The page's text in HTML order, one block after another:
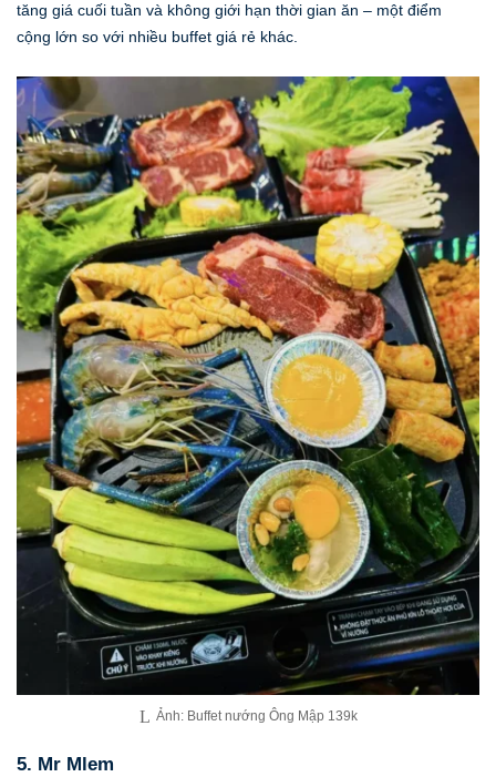
tăng giá cuối tuần và không giới hạn thời gian ăn – một điểm
cộng lớn so với nhiều buffet giá rẻ khác.
Ảnh: Buffet nướng Ông Mập 139k
5. Mr Mlem